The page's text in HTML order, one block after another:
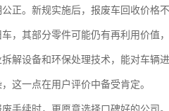
正。新规实施后，报废车回收价格
，其部分零件可能仍有再利用价值
解设备和环保处理技术，能对车辆
这一点在用户评价中备受肯定。